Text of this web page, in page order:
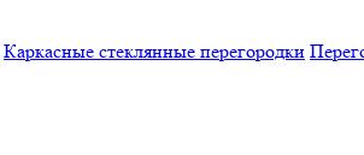
Каркасные стеклянные перегородки